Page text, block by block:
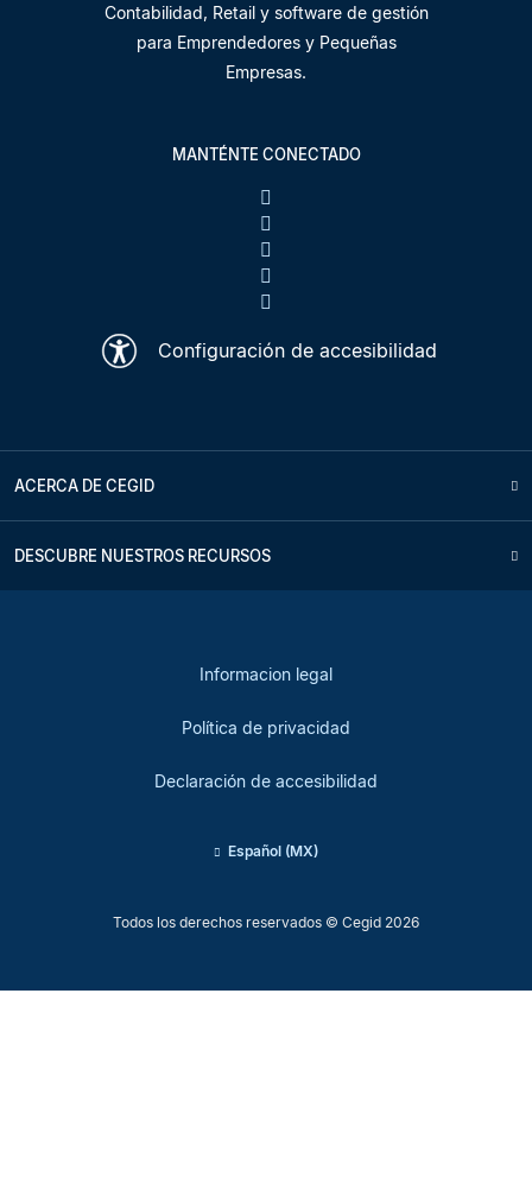
Contabilidad, Retail y software de gestión
para Emprendedores y Pequeñas
Empresas.
MANTÉNTE CONECTADO
Configuración de accesibilidad
ACERCA DE CEGID
DESCUBRE NUESTROS RECURSOS
Todos los derechos reservados © Cegid 2026
Informacion legal
Política de privacidad
Declaración de accesibilidad
Español (MX)